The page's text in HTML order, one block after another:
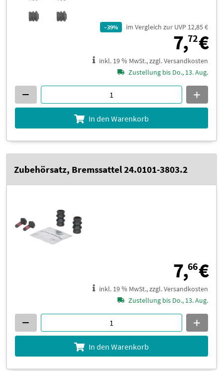
–39% im Vergleich zur UVP 12,85 €
7,72€
inkl. 19 % MwSt., zzgl. Versandkosten
Zustellung bis Do., 13. Aug.
In den Warenkorb
Zubehörsatz, Bremssattel 24.0101-3803.2
7,66€
inkl. 19 % MwSt., zzgl. Versandkosten
Zustellung bis Do., 13. Aug.
In den Warenkorb